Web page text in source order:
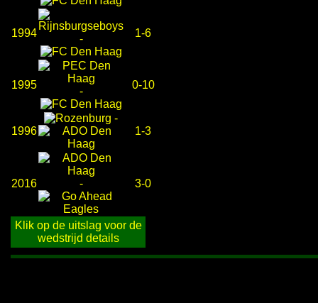
1994 - 1-6
1995
-
0-10
1996
-
1-3
2016 - 3-0
Klik op de uitslag voor de
wedstrijd details